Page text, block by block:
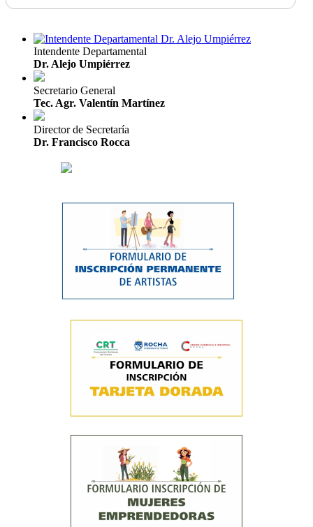
Intendente Departamental
Dr. Alejo Umpiérrez
Secretario General
Tec. Agr. Valentín Martínez
Director de Secretaría
Dr. Francisco Rocca